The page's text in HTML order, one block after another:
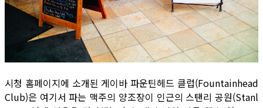
시청 홈페이지에 소개된 게이바 파운틴헤드 클럽(Fountainhead
Club)은 여기서 파는 맥주의 양조장이 인근의 스탠리 공원(Stanl